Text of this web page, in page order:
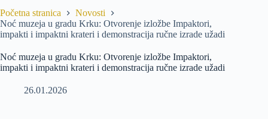
Početna stranica
Novosti
Noć muzeja u gradu Krku: Otvorenje izložbe Impaktori,
impakti i impaktni krateri i demonstracija ručne izrade užadi
Noć muzeja u gradu Krku: Otvorenje izložbe Impaktori,
impakti i impaktni krateri i demonstracija ručne izrade užadi
26.01.2026